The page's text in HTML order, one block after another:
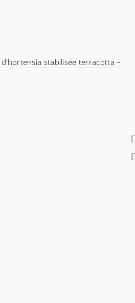
stabilisée terracotta –